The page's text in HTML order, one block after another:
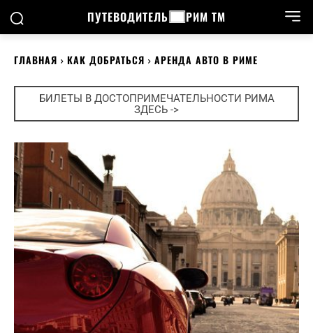
ПУТЕВОДИТЕЛЬ РИМ ТМ
ГЛАВНАЯ КАК ДОБРАТЬСЯ АРЕНДА АВТО В РИМЕ
БИЛЕТЫ В ДОСТОПРИМЕЧАТЕЛЬНОСТИ РИМА
ЗДЕСЬ ->